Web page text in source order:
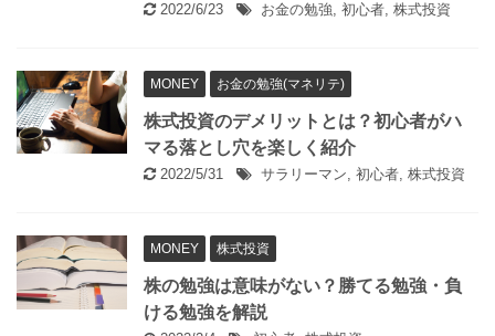
2022/6/23 お金の勉強, 初心者, 株式投資
MONEY お金の勉強(マネリテ)
株式投資のデメリットとは？初心者がハ
マる落とし穴を楽しく紹介
2022/5/31 サラリーマン, 初心者, 株式投資
MONEY 株式投資
株の勉強は意味がない？勝てる勉強・負
ける勉強を解説